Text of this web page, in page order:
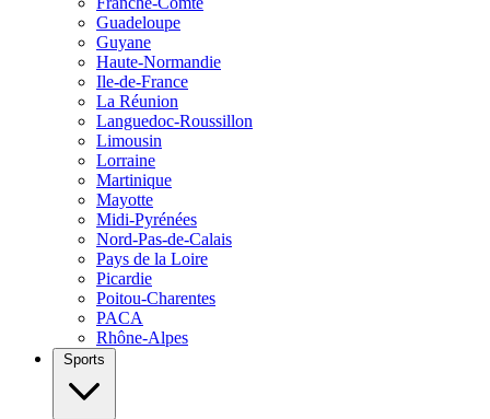
Guadeloupe
Guyane
Haute-Normandie
Ile-de-France
La Réunion
Languedoc-Roussillon
Limousin
Lorraine
Martinique
Mayotte
Midi-Pyrénées
Nord-Pas-de-Calais
Pays de la Loire
Picardie
Poitou-Charentes
PACA
Rhône-Alpes
Sports